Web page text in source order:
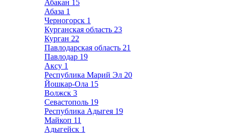
Абакан 15
Абаза 1
Черногорск 1
Курганская область 23
Курган 22
Павлодарская область 21
Павлодар 19
Аксу 1
Республика Марий Эл 20
Йошкар-Ола 15
Волжск 3
Севастополь 19
Республика Адыгея 19
Майкоп 11
Адыгейск 1